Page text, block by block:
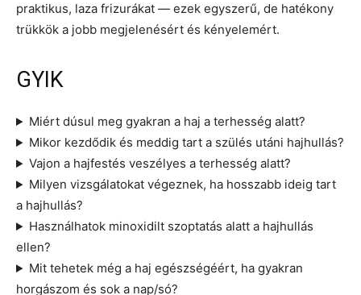
praktikus, laza frizurákat — ezek egyszerű, de hatékony
trükkök a jobb megjelenésért és kényelemért.
GYIK
Miért dúsul meg gyakran a haj a terhesség alatt?
Mikor kezdődik és meddig tart a szülés utáni hajhullás?
Vajon a hajfestés veszélyes a terhesség alatt?
Milyen vizsgálatokat végeznek, ha hosszabb ideig tart
a hajhullás?
Használhatok minoxidilt szoptatás alatt a hajhullás
ellen?
Mit tehetek még a haj egészségéért, ha gyakran
horgászom és sok a nap/só?